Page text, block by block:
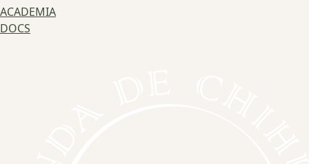
ACADEMIA
DOCS